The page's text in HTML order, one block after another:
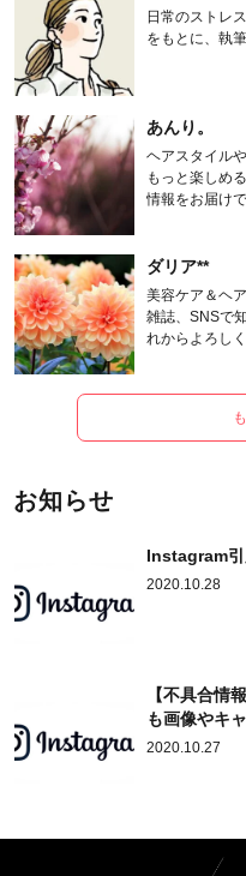
日常のストレ
をもとに、執
あんり。
ヘアスタイル
もっと楽しめ
情報をお届け
ダリア**
美容ケア＆ヘ
雑誌、SNSで
れからよろし
お知らせ
Instagram引
2020.10.28
【不具合情
も画像やキ
2020.10.27